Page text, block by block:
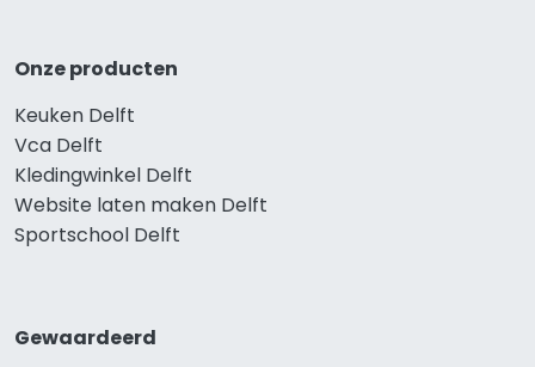
Onze producten
Keuken Delft
Vca Delft
Kledingwinkel Delft
Website laten maken Delft
Sportschool Delft
Gewaardeerd